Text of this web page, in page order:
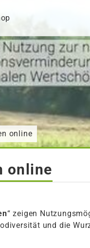
online
online
“ zeigen
und die